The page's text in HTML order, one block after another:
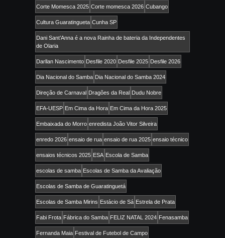
Corte Momesca 2025 Corte momesca 2026 Cubango
Cultura Guaratingueta Cunha SP
Dani Sant’Anna é a nova Rainha de bateria da Independentes
de Olaria
Darllan Nascimento Desfile 2020 Desfile 2025 Desfile 2026
Dia Nacional do Samba Dia Nacional do Samba 2024
Direção de Carnaval Dragões da Real Dudu Nobre
EFA-UESP Em Cima da Hora Em Cima da Hora 2025
Embaixada do Morro enredista João Vitor Silveira
enredo 2026 ensaio de rua ensaio de rua 2025 ensaio técnico
ensaios técnicos 2025 ESA Escola de Samba
escolas de samba Escolas de Samba da Avaliação
Escolas de Samba de Guaratinguetá
Escolas de Samba Mirins Estácio de Sá Estrela de Prata
Fabi Frota Fábrica do Samba FELIZ NATAL 2024 Fenasamba
Fernanda Maia Festival de Futebol de Campo